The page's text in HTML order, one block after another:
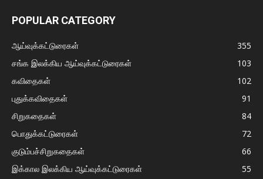
POPULAR CATEGORY
ஆய்வுக்கட்டுரைகள்
355
சங்க இலக்கிய ஆய்வுக்கட்டுரைகள்
103
கவிதைகள்
102
புதுக்கவிதைகள்
91
சிறுகதைகள்
84
பொதுக்கட்டுரைகள்
72
குடும்பச்சிறுகதைகள்
66
இக்கால இலக்கிய ஆய்வுக்கட்டுரைகள்
55